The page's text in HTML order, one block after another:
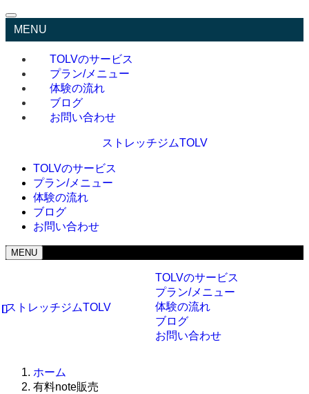
MENU
TOLVのサービス
プラン/メニュー
体験の流れ
ブログ
お問い合わせ
ストレッチジムTOLV
TOLVのサービス
プラン/メニュー
体験の流れ
ブログ
お問い合わせ
MENU
ストレッチジムTOLV
TOLVのサービス
プラン/メニュー
体験の流れ
ブログ
お問い合わせ
ホーム
有料note販売